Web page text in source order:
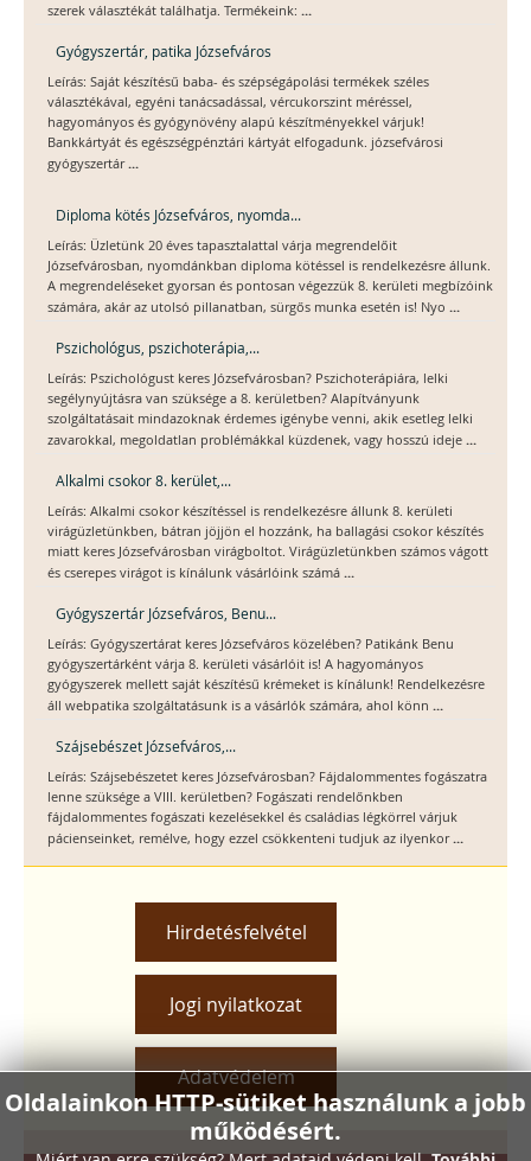
szerek választékát találhatja. Termékeink: ...
Gyógyszertár, patika Józsefváros
Leírás: Saját készítésű baba- és szépségápolási termékek széles
választékával, egyéni tanácsadással, vércukorszint méréssel,
hagyományos és gyógynövény alapú készítményekkel várjuk!
Bankkártyát és egészségpénztári kártyát elfogadunk. józsefvárosi
gyógyszertár...
Diploma kötés Józsefváros, nyomda...
Leírás: Üzletünk 20 éves tapasztalattal várja megrendelőit
Józsefvárosban, nyomdánkban diploma kötéssel is rendelkezésre állunk.
A megrendeléseket gyorsan és pontosan végezzük 8. kerületi megbízóink
számára, akár az utolsó pillanatban, sürgős munka esetén is! Nyo ...
Pszichológus, pszichoterápia,...
Leírás: Pszichológust keres Józsefvárosban? Pszichoterápiára, lelki
segélynyújtásra van szüksége a 8. kerületben? Alapítványunk
szolgáltatásait mindazoknak érdemes igénybe venni, akik esetleg lelki
zavarokkal, megoldatlan problémákkal küzdenek, vagy hosszú ideje ...
Alkalmi csokor 8. kerület,...
Leírás: Alkalmi csokor készítéssel is rendelkezésre állunk 8. kerületi
virágüzletünkben, bátran jöjjön el hozzánk, ha ballagási csokor készítés
miatt keres Józsefvárosban virágboltot. Virágüzletünkben számos vágott
és cserepes virágot is kínálunk vásárlóink számá ...
Gyógyszertár Józsefváros, Benu...
Leírás: Gyógyszertárat keres Józsefváros közelében? Patikánk Benu
gyógyszertárként várja 8. kerületi vásárlóit is! A hagyományos
gyógyszerek mellett saját készítésű krémeket is kínálunk! Rendelkezésre
áll webpatika szolgáltatásunk is a vásárlók számára, ahol könn ...
Szájsebészet Józsefváros,...
Leírás: Szájsebészetet keres Józsefvárosban? Fájdalommentes fogászatra
lenne szüksége a VIII. kerületben? Fogászati rendelőnkben
fájdalommentes fogászati kezelésekkel és családias légkörrel várjuk
pácienseinket, remélve, hogy ezzel csökkenteni tudjuk az ilyenkor...
Hirdetésfelvétel
Jogi nyilatkozat
Adatvédelem
Oldalainkon HTTP-sütiket használunk a jobb
működésért.